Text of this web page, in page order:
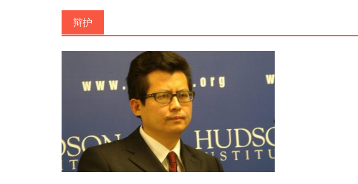
辩护